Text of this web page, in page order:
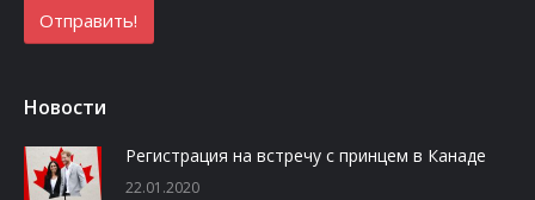
Новости
Регистрация на встречу с принцем в Канаде
22.01.2020